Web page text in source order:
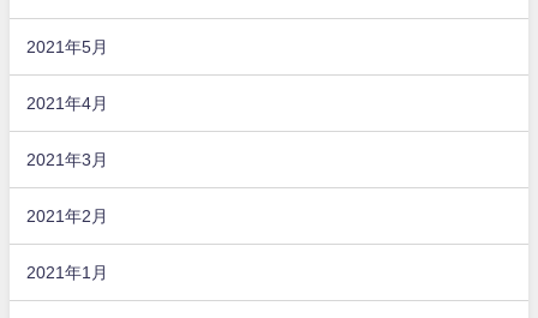
2021年5月
2021年4月
2021年3月
2021年2月
2021年1月